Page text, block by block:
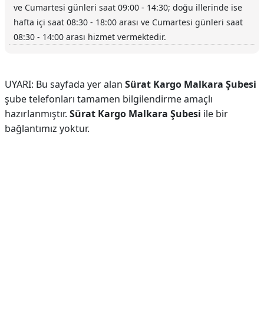
ve Cumartesi günleri saat 09:00 - 14:30; doğu illerinde ise
hafta içi saat 08:30 - 18:00 arası ve Cumartesi günleri saat
08:30 - 14:00 arası hizmet vermektedir.
UYARI: Bu sayfada yer alan Sürat Kargo Malkara Şubesi
şube telefonları tamamen bilgilendirme amaçlı
hazırlanmıştır. Sürat Kargo Malkara Şubesi ile bir
bağlantımız yoktur.